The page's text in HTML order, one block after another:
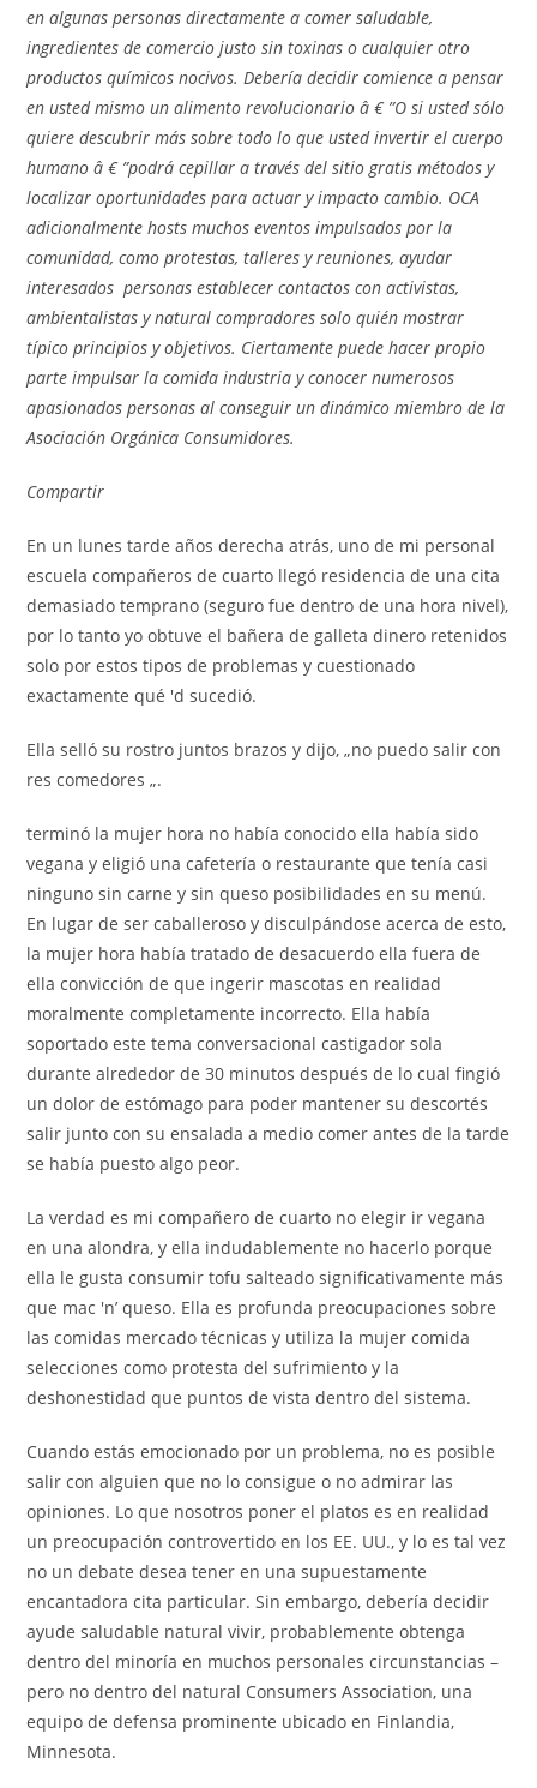
en algunas personas directamente a comer saludable,
ingredientes de comercio justo sin toxinas o cualquier otro
productos químicos nocivos. Debería decidir comience a pensar
en usted mismo un alimento revolucionario â € ”O si usted sólo
quiere descubrir más sobre todo lo que usted invertir el cuerpo
humano â € ”podrá cepillar a través del sitio gratis métodos y
localizar oportunidades para actuar y impacto cambio. OCA
adicionalmente hosts muchos eventos impulsados ​​por la
comunidad, como protestas, talleres y reuniones, ayudar
interesados ​​ personas establecer contactos con activistas,
ambientalistas y natural compradores solo quién mostrar
típico principios y objetivos. Ciertamente puede hacer propio
parte impulsar la comida industria y conocer numerosos
apasionados personas al conseguir un dinámico miembro de la
Asociación Orgánica Consumidores.
Compartir
En un lunes tarde años derecha atrás, uno de mi personal
escuela compañeros de cuarto llegó residencia de una cita
demasiado temprano (seguro fue dentro de una hora nivel),
por lo tanto yo obtuve el bañera de galleta dinero retenidos
solo por estos tipos de problemas y cuestionado
exactamente qué 'd sucedió.
Ella selló su rostro juntos brazos y dijo, „no puedo salir con
res comedores „.
terminó la mujer hora no había conocido ella había sido
vegana y eligió una cafetería o restaurante que tenía casi
ninguno sin carne y sin queso posibilidades en su menú.
En lugar de ser caballeroso y disculpándose acerca de esto,
la mujer hora había tratado de desacuerdo ella fuera de
ella convicción de que ingerir mascotas en realidad
moralmente completamente incorrecto. Ella había
soportado este tema conversacional castigador sola
durante alrededor de 30 minutos después de lo cual fingió
un dolor de estómago para poder mantener su descortés
salir junto con su ensalada a medio comer antes de la tarde
se había puesto algo peor.
La verdad es mi compañero de cuarto no elegir ir vegana
en una alondra, y ella indudablemente no hacerlo porque
ella le gusta consumir tofu salteado significativamente más
que mac 'n’ queso. Ella es profunda preocupaciones sobre
las comidas mercado técnicas y utiliza la mujer comida
selecciones como protesta del sufrimiento y la
deshonestidad que puntos de vista dentro del sistema.
Cuando estás emocionado por un problema, no es posible
salir con alguien que no lo consigue o no admirar las
opiniones. Lo que nosotros poner el platos es en realidad
un preocupación controvertido en los EE. UU., y lo es tal vez
no un debate desea tener en una supuestamente
encantadora cita particular. Sin embargo, debería decidir
ayude saludable natural vivir, probablemente obtenga
dentro del minoría en muchos personales circunstancias –
pero no dentro del natural Consumers Association, una
equipo de defensa prominente ubicado en Finlandia,
Minnesota.